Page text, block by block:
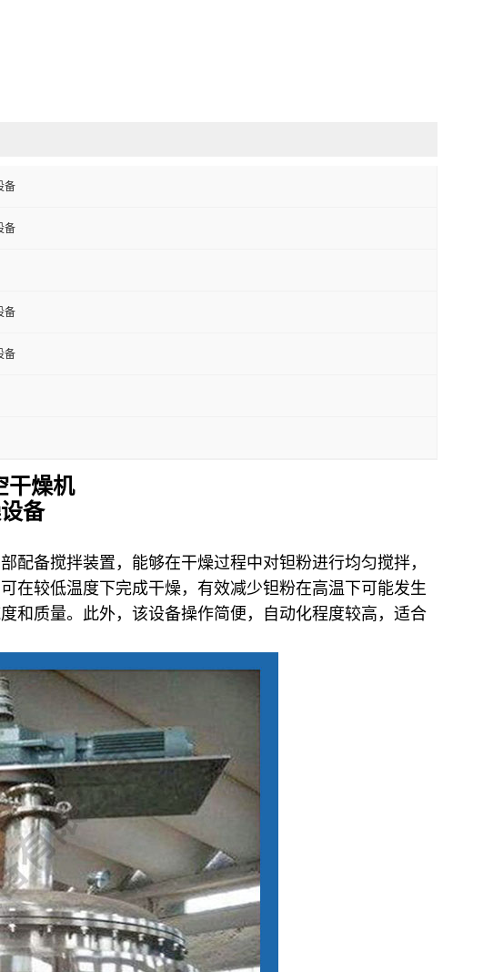
备
备
备
备
干燥机
备
备搅拌装置，能够在干燥过程中对钽粉进行均匀搅拌，
在较低温度下完成干燥，有效减少钽粉在高温下可能发生
和质量。此外，该设备操作简便，自动化程度较高，适合